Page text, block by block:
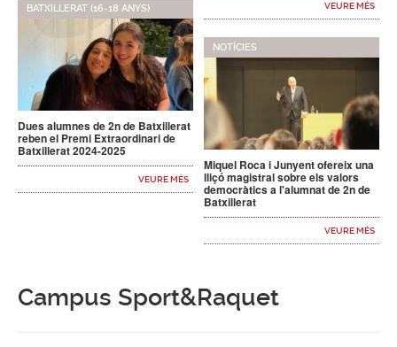
BATXILLERAT (16-18 ANYS)
Dues alumnes de 2n de Batxillerat
reben el Premi Extraordinari de
Batxillerat 2024-2025
VEURE MÉS
VEURE MÉS
NOTÍCIES
Miquel Roca i Junyent ofereix una
lliçó magistral sobre els valors
democràtics a l'alumnat de 2n de
Batxillerat
VEURE MÉS
Campus Sport&Raquet